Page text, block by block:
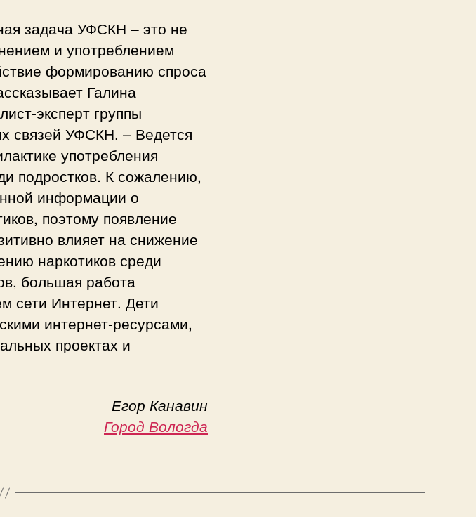
задача УФСКН – это не
и употреблением
формированию спроса
Галина
эксперт группы
связей УФСКН. – Ведется
употребления
подростков. К сожалению,
информации о
поэтому появление
влияет на снижение
наркотиков среди
большая работа
сети Интернет. Дети
интернет-ресурсами,
проектах и
Егор Канавин
Город Вологда